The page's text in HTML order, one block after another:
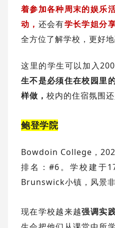
着参加各种周末的娱乐
动， 还会有学长学姐分
全方位了解学校，更好
这里的学生可以加入
生不是必须住在校园里
样做， 校内的住宿氛围还
鲍登学院
Bowdoin College，
排名：#6。学校建于
Brunswick小镇，风景非
现在学校越来越强调实